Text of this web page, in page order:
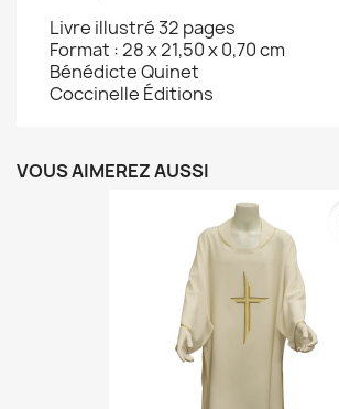
Livre illustré 32 pages
Format : 28 x 21,50 x 0,70 cm
Bénédicte Quinet
Coccinelle Éditions
VOUS AIMEREZ AUSSI